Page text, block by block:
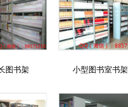
图书架 小型图书室书架